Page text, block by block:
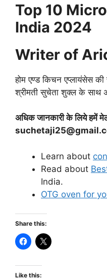
Top 10
India 2024
Writer of
होम एण्ड किचन एप्लायंसेस
श्रीमती सुचेता शुक्ल के साथ
अधिक जानकारी के लिये हमें
Learn about
Read about
India.
OTG oven for
Share this:
Like this: